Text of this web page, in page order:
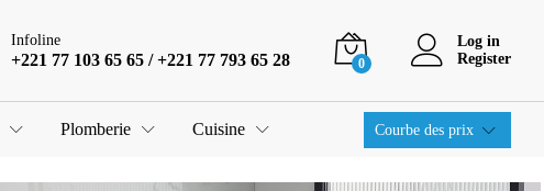
Infoline
+221 77 103 65 65 / +221 77 793 65 28 0
Log in
Register
Plomberie Cuisine Courbe des prix